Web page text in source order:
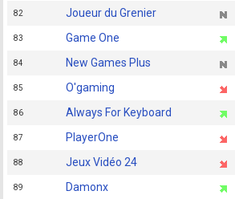
82 Joueur du Grenier
83 Game One
84 New Games Plus
85 O'gaming
86 Always For Keyboard
87 PlayerOne
88 Jeux Vidéo 24
89 Damonx